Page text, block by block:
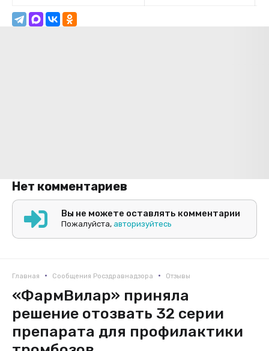
Нет комментариев
Вы не можете оставлять комментарии
Пожалуйста, авторизуйтесь
Главная • Сообщения Росздравнадзора • Отзывы
«ФармВилар» приняла
решение отозвать 32 серии
препарата для профилактики